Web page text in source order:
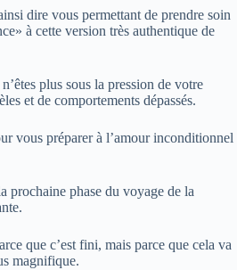
dire vous permettant de prendre soin
à cette version très authentique de
plus sous la pression de votre
et de comportements dépassés.
vous préparer à l’amour inconditionnel
prochaine phase du voyage de la
que c’est fini, mais parce que cela va
magnifique.